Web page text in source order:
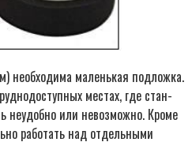
необ­хо­ди­ма малень­кая под­лож­ка.
местах, где стан­
неудоб­но или невоз­мож­но. Кро­ме
рабо­тать над отдель­ны­ми